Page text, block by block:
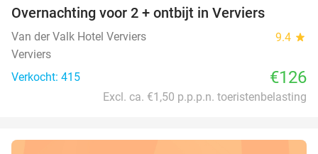
Overnachting voor 2 + ontbijt in Verviers
Van der Valk Hotel Verviers 9.4 star
Verviers
Verkocht: 415
€126
Excl. ca. €1,50 p.p.p.n. toeristenbelasting